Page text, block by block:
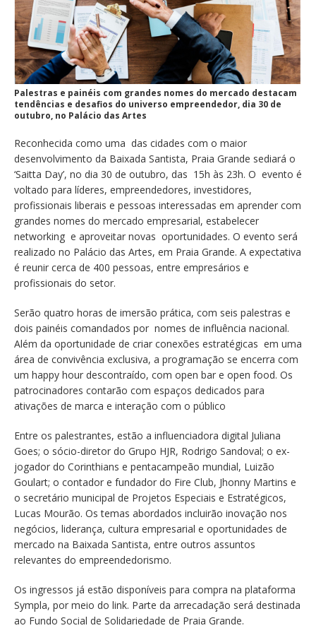
Palestras e painéis com grandes nomes do mercado destacam
tendências e desafios do universo empreendedor, dia 30 de
outubro, no Palácio das Artes
Reconhecida como uma das cidades com o maior
desenvolvimento da Baixada Santista, Praia Grande sediará o
‘Saitta Day’, no dia 30 de outubro, das 15h às 23h. O evento é
voltado para líderes, empreendedores, investidores,
profissionais liberais e pessoas interessadas em aprender com
grandes nomes do mercado empresarial, estabelecer
networking e aproveitar novas oportunidades. O evento será
realizado no Palácio das Artes, em Praia Grande. A expectativa
é reunir cerca de 400 pessoas, entre empresários e
profissionais do setor.
Serão quatro horas de imersão prática, com seis palestras e
dois painéis comandados por nomes de influência nacional.
Além da oportunidade de criar conexões estratégicas em uma
área de convivência exclusiva, a programação se encerra com
um happy hour descontraído, com open bar e open food. Os
patrocinadores contarão com espaços dedicados para
ativações de marca e interação com o público
Entre os palestrantes, estão a influenciadora digital Juliana
Goes; o sócio-diretor do Grupo HJR, Rodrigo Sandoval; o ex-
jogador do Corinthians e pentacampeão mundial, Luizão
Goulart; o contador e fundador do Fire Club, Jhonny Martins e
o secretário municipal de Projetos Especiais e Estratégicos,
Lucas Mourão. Os temas abordados incluirão inovação nos
negócios, liderança, cultura empresarial e oportunidades de
mercado na Baixada Santista, entre outros assuntos
relevantes do empreendedorismo.
Os ingressos já estão disponíveis para compra na plataforma
Sympla, por meio do link. Parte da arrecadação será destinada
ao Fundo Social de Solidariedade de Praia Grande.